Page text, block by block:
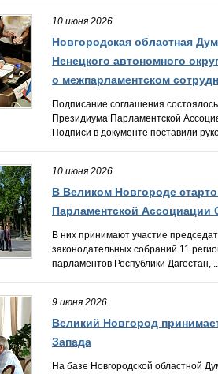
10 июня 2026
Новгородская областная
Ненецкого автономного
о межпарламентском
Подписание соглашения
Президиума Парламентской
Подписи в документе поставили
10 июня 2026
В Великом Новгороде
Парламентской Ассоциации
В них принимают участие
законодательных собраний 11
парламентов Республики Дагестан,
9 июня 2026
Великий Новгород
Запада
На базе Новгородской областной